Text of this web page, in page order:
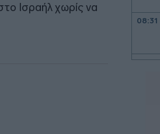
Ισραήλ χωρίς να
08:31
08:26